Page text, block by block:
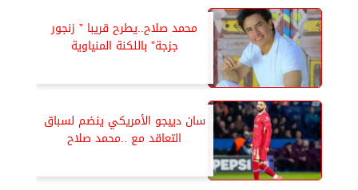
محمد صلاح..يطرح قريبا ” زنجور
جزجة” باللكنة المنياوية
سان دييجو الأمريكي ينضم لسباق
التعاقد مع ..محمد صلاح